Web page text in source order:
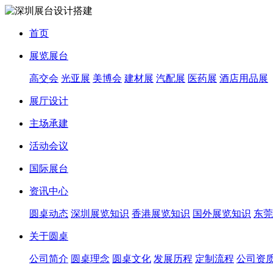
首页
展览展台
高交会 光亚展 美博会 建材展 汽配展 医药展 酒店用品展
展厅设计
主场承建
活动会议
国际展台
资讯中心
圆桌动态 深圳展览知识 香港展览知识 国外展览知识 东
关于圆桌
公司简介 圆桌理念 圆桌文化 发展历程 定制流程 公司资